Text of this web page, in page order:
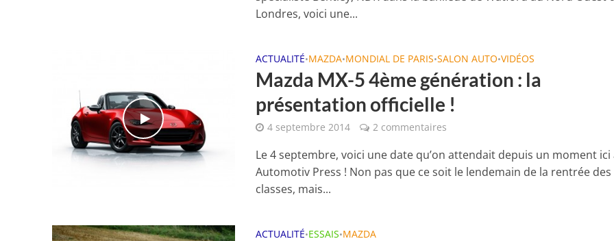
Londres, voici une...
ACTUALITÉ•MAZDA•MONDIAL DE PARIS•SALON AUTO•VIDÉOS
Mazda MX-5 4ème génération : la
présentation officielle !
4 septembre 2014 2 commentaires
Le 4 septembre, voici une date qu’on attendait depuis un moment ici
Automotiv Press ! Non pas que ce soit le lendemain de la rentrée des
classes, mais...
ACTUALITÉ•ESSAIS•MAZDA